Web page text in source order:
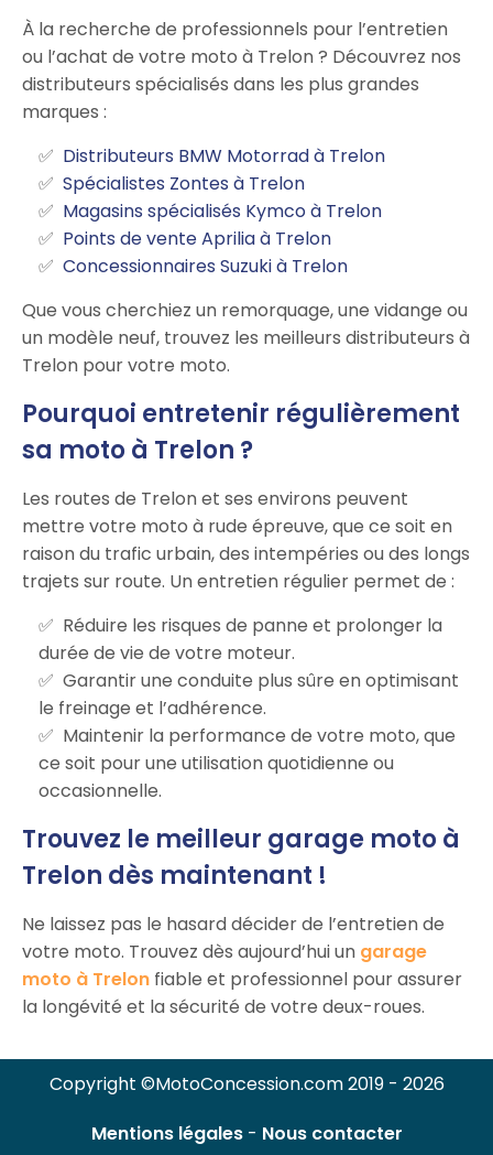
À la recherche de professionnels pour l’entretien
ou l’achat de votre moto à Trelon ? Découvrez nos
distributeurs spécialisés dans les plus grandes
marques :
Distributeurs BMW Motorrad à Trelon
Spécialistes Zontes à Trelon
Magasins spécialisés Kymco à Trelon
Points de vente Aprilia à Trelon
Concessionnaires Suzuki à Trelon
Que vous cherchiez un remorquage, une vidange ou
un modèle neuf, trouvez les meilleurs distributeurs à
Trelon pour votre moto.
Pourquoi entretenir régulièrement
sa moto à Trelon ?
Les routes de Trelon et ses environs peuvent
mettre votre moto à rude épreuve, que ce soit en
raison du trafic urbain, des intempéries ou des longs
trajets sur route. Un entretien régulier permet de :
Réduire les risques de panne et prolonger la
durée de vie de votre moteur.
Garantir une conduite plus sûre en optimisant
le freinage et l’adhérence.
Maintenir la performance de votre moto, que
ce soit pour une utilisation quotidienne ou
occasionnelle.
Trouvez le meilleur garage moto à
Trelon dès maintenant !
Ne laissez pas le hasard décider de l’entretien de
votre moto. Trouvez dès aujourd’hui un garage
moto à Trelon fiable et professionnel pour assurer
la longévité et la sécurité de votre deux-roues.
Copyright ©MotoConcession.com 2019 - 2026
Mentions légales- Nous contacter